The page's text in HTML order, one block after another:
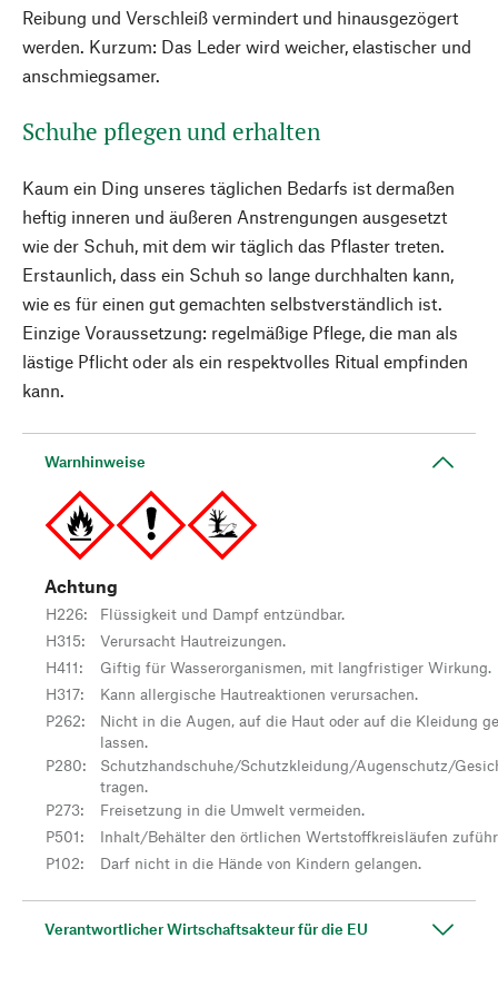
Reibung und Verschleiß vermindert und hinausgezögert
werden. Kurzum: Das Leder wird weicher, elastischer und
anschmiegsamer.
Schuhe pflegen und erhalten
Kaum ein Ding unseres täglichen Bedarfs ist dermaßen
heftig inneren und äußeren Anstrengungen ausgesetzt
wie der Schuh, mit dem wir täglich das Pflaster treten.
Erstaunlich, dass ein Schuh so lange durchhalten kann,
wie es für einen gut gemachten selbstverständlich ist.
Einzige Voraussetzung: regelmäßige Pflege, die man als
lästige Pflicht oder als ein respektvolles Ritual empfinden
kann.
Warnhinweise
Achtung
H226:
Flüssigkeit und Dampf entzündbar.
H315:
Verursacht Hautreizungen.
H411:
Giftig für Wasserorganismen, mit langfristiger Wirkung.
H317:
Kann allergische Hautreaktionen verursachen.
P262:
Nicht in die Augen, auf die Haut oder auf die Kleidung
lassen.
P280:
Schutzhandschuhe/Schutzkleidung/Augenschutz/
tragen.
P273:
Freisetzung in die Umwelt vermeiden.
P501:
Inhalt/Behälter den örtlichen Wertstoffkreisläufen
P102: Darf nicht in die Hände von Kindern gelangen.
Verantwortlicher Wirtschaftsakteur für die EU